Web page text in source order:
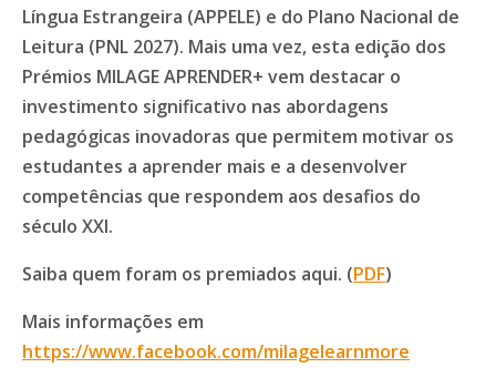
Língua Estrangeira (APPELE) e do Plano Nacional de
Leitura (PNL 2027). Mais uma vez, esta edição dos
Prémios MILAGE APRENDER+ vem destacar o
investimento significativo nas abordagens
pedagógicas inovadoras que permitem motivar os
estudantes a aprender mais e a desenvolver
competências que respondem aos desafios do
século XXI.
Saiba quem foram os premiados aqui. (PDF)
Mais informações em
https://www.facebook.com/milagelearnmore